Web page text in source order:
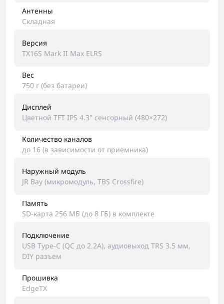
Антенны
Складная
Версия
TX16S Mark II Max ELRS
Вес
750 г (без батареи)
Дисплей
Цветной TFT IPS 4.3" сенсорный (480×272)
Количество каналов
до 16 (в зависимости от приемника)
Наружный модуль
JR Bay (микромодуль, TBS Crossfire)
Память
SD-карта 256 МБ (до 8 ГБ) в комплекте
Подключение
USB Type-C (QC до 2.2A), аудиовыход TRS 3.5 мм,
DIY разъем
Прошивка
EdgeTX